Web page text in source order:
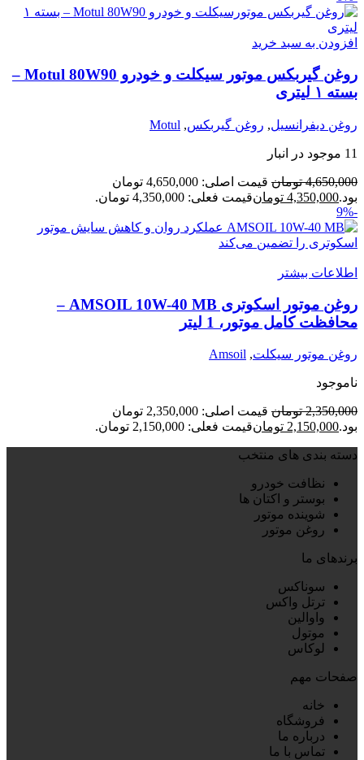
افزودن به سبد خرید
روغن گیربکس موتور سیکلت و خودرو Motul 80W90 –
بسته ۱ لیتری
روغن دیفرانسیل, روغن گیربکس,
Motul
11 موجود در انبار
4,650,000 تومان
قیمت اصلی: 4,650,000 تومان
بود.4,350,000 تومانقیمت فعلی: 4,350,000 تومان.
-9%
اطلاعات بیشتر
روغن موتور اسکوتری AMSOIL 10W-40 MB –
محافظت کامل موتور، 1 لیتر
روغن موتور سیکلت,
Amsoil
ناموجود
2,350,000 تومان
قیمت اصلی: 2,350,000 تومان
بود.2,150,000 تومانقیمت فعلی: 2,150,000 تومان.
دسته بندی های منتخب
نظافت خودرو
بوستر و اکتان ها
شوینده موتور
روغن موتور
برندهای ما
سوناکس
ترتل واکس
واوالین
موتول
لوکاس
صفحات مهم
خانه
فروشگاه
درباره ما
تماس با ما